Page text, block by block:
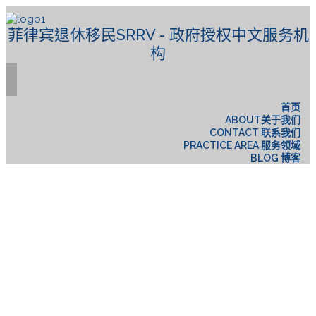
菲律宾退休移民SRRV - 政府授权中文服务机
构
首页
ABOUT关于我们
CONTACT 联系我们
PRACTICE AREA 服务领域
BLOG 博客